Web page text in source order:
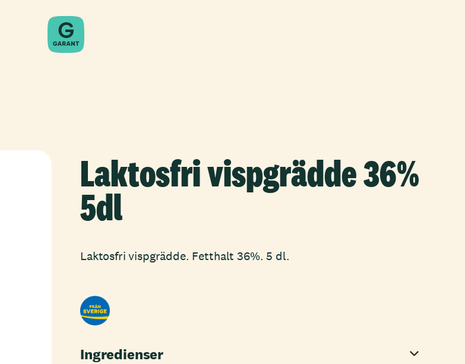
Laktosfri vispgrädde 36%
5dl
Laktosfri vispgrädde. Fetthalt 36%. 5 dl.
Ingredienser